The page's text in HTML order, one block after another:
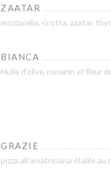
ZAATAR
mozzarella, ricotta, zaatar,
BIANCA
Huile d’olive, romarin et fleur
GRAZIE
pizza all'amatriciana étalée